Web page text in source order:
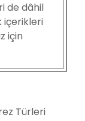
de dâhil
içerikleri
için
Türleri